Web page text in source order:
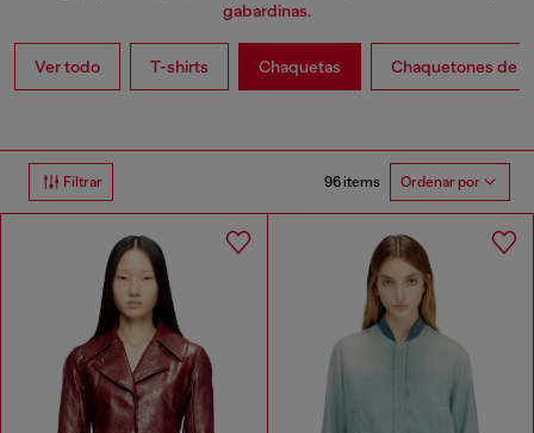
gabardinas.
Ver todo T-shirts Chaquetas Chaquetones de
Filtrar 96 items Ordenar por